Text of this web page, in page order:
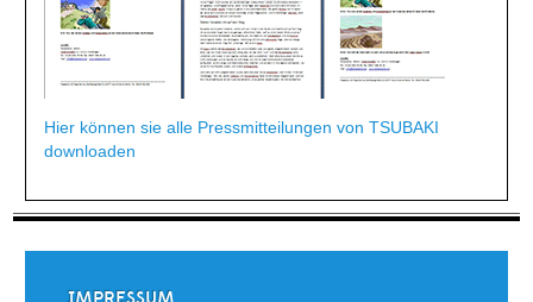
Hier können sie alle Pressmitteilungen von TSUBAKI
downloaden